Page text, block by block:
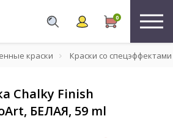
0
краски Краски со спецэффектами
Chalky Finish
БЕЛАЯ, 59 ml